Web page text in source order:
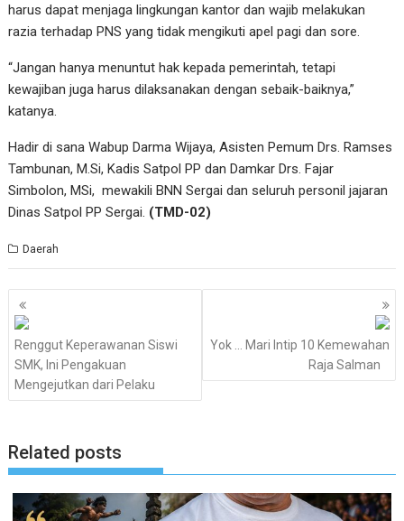
harus dapat menjaga lingkungan kantor dan wajib melakukan
razia terhadap PNS yang tidak mengikuti apel pagi dan sore.
“Jangan hanya menuntut hak kepada pemerintah, tetapi
kewajiban juga harus dilaksanakan dengan sebaik-baiknya,”
katanya.
Hadir di sana Wabup Darma Wijaya, Asisten Pemum Drs. Ramses
Tambunan, M.Si, Kadis Satpol PP dan Damkar Drs. Fajar
Simbolon, MSi, mewakili BNN Sergai dan seluruh personil jajaran
Dinas Satpol PP Sergai. (TMD-02)
Daerah
Navigasi
pos
Renggut Keperawanan Siswi
SMK, Ini Pengakuan
Mengejutkan dari Pelaku
Yok … Mari Intip 10 Kemewahan
Raja Salman
Related posts